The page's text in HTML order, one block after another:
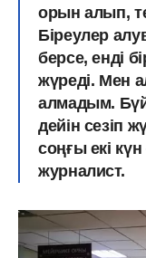
орын алып,
Біреулер
берсе, енді
жүреді. Мен
алмадым.
дейін сезіп
соңғы екі
журналист.